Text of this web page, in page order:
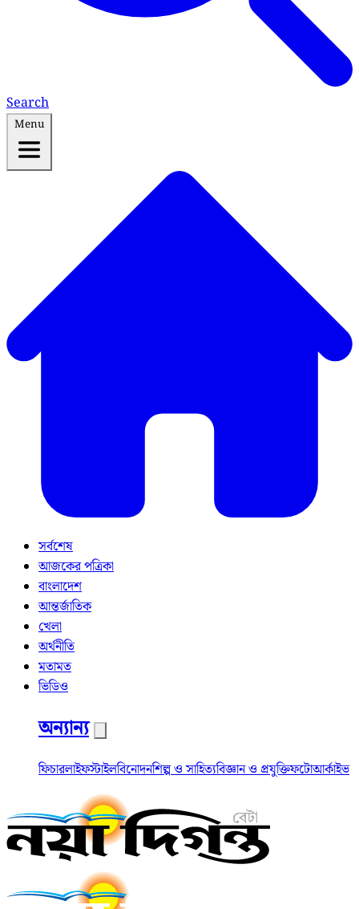
Search
Menu
সর্বশেষ
আজকের পত্রিকা
বাংলাদেশ
আন্তর্জাতিক
খেলা
অর্থনীতি
মতামত
ভিডিও
অন্যান্য
ফিচারলাইফস্টাইলবিনোদনশিল্প ও সাহিত্যবিজ্ঞান ও প্রযুক্তিফটোআর্কাইভ